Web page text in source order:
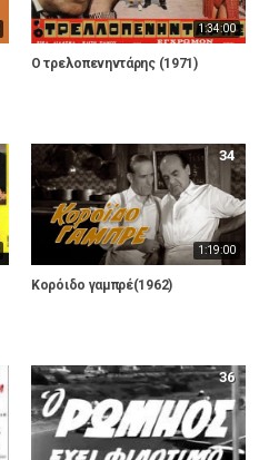
1:34:00
Ο τρελοπενηντάρης (1971)
1:19:00
34
Κορόιδο γαμπρέ(1962)
36